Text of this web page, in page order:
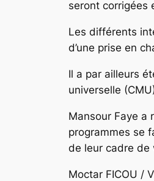
seront corrigées
Les différents
d’une prise en
Il a par ailleurs
universelle
Mansour Faye a
programmes se
de leur cadre de
Moctar